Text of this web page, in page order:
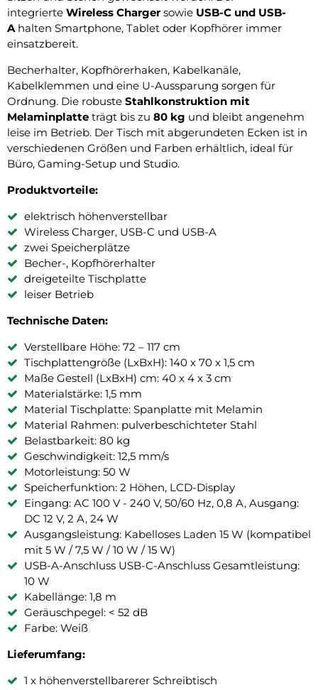
integrierte Wireless Chargersowie USB-C und USB-
A halten Smartphone, Tablet oder Kopfhörer immer
einsatzbereit.
Becherhalter, Kopfhörerhaken, Kabelkanäle,
Kabelklemmen und eine U-Aussparung sorgen für
Ordnung. Die robuste Stahlkonstruktion mit
Melaminplatte trägt bis zu 80 kg und bleibt angenehm
leise im Betrieb. Der Tisch mit abgerundeten Ecken ist in
verschiedenen Größen und Farben erhältlich, ideal für
Büro, Gaming-Setup und Studio.
Produktvorteile:
elektrisch höhenverstellbar
Wireless Charger, USB-C und USB-A
zwei Speicherplätze
Becher-, Kopfhörerhalter
dreigeteilte Tischplatte
leiser Betrieb
Technische Daten:
Verstellbare Höhe: 72 – 117 cm
Tischplattengröße (LxBxH): 140 x 70 x 1,5 cm
Maße Gestell (LxBxH) cm: 40 x 4 x 3 cm
Materialstärke: 1,5 mm
Material Tischplatte: Spanplatte mit Melamin
Material Rahmen: pulverbeschichteter Stahl
Belastbarkeit: 80 kg
Geschwindigkeit: 12,5 mm/s
Motorleistung: 50 W
Speicherfunktion: 2 Höhen, LCD-Display
Eingang: AC 100 V - 240 V, 50/60 Hz, 0,8 A, Ausgang:
DC 12 V, 2 A, 24 W
Ausgangsleistung: Kabelloses Laden 15 W (kompatibel
mit 5 W / 7,5 W / 10 W / 15 W)
USB-A-Anschluss USB-C-Anschluss Gesamtleistung:
10 W
Kabellänge: 1,8 m
Geräuschpegel: < 52 dB
Farbe: Weiß
Lieferumfang:
1 x höhenverstellbarerer Schreibtisch